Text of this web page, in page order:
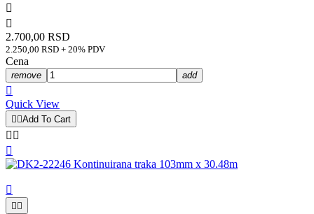


2.700,00 RSD
2.250,00 RSD + 20% PDV
Cena
remove add

Quick View
 Add To Cart
 


 